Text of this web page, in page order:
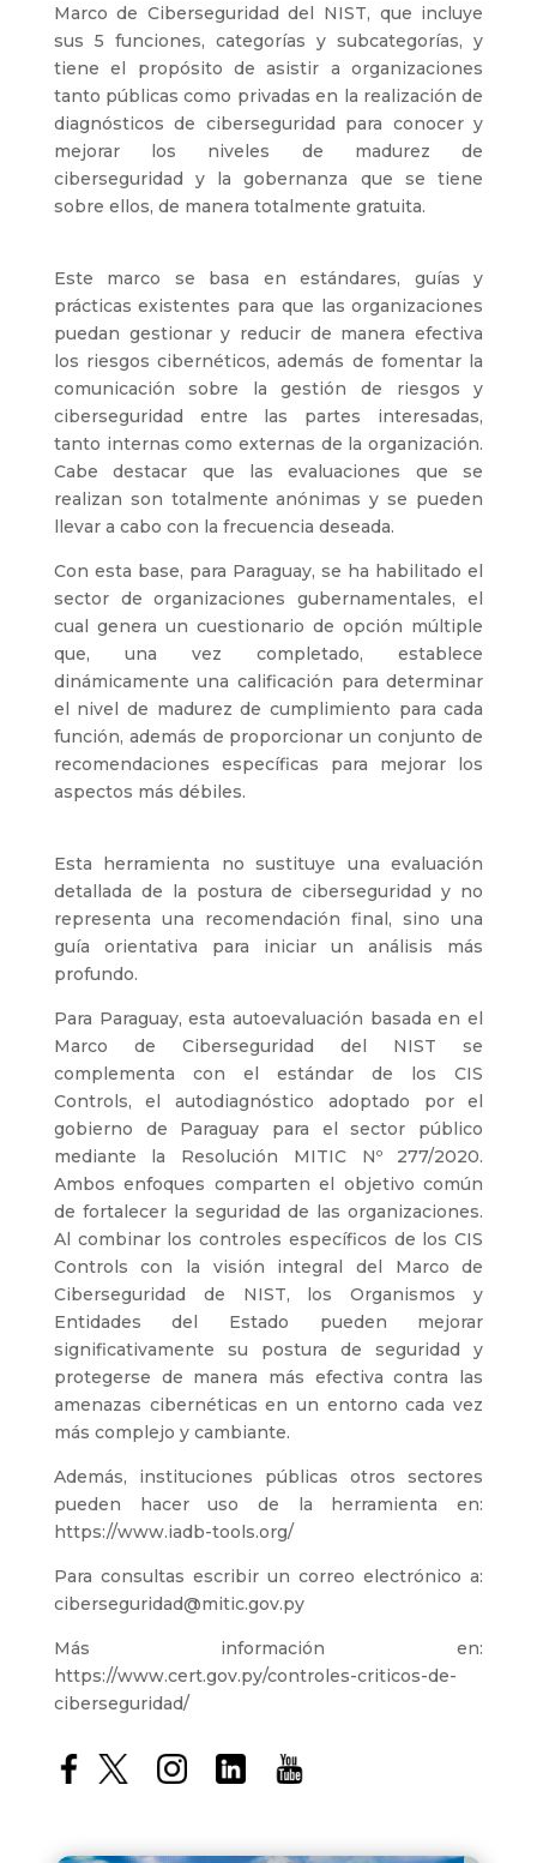
Marco de Ciberseguridad del NIST, que incluye
sus 5 funciones, categorías y subcategorías, y
tiene el propósito de asistir a organizaciones
tanto públicas como privadas en la realización de
diagnósticos de ciberseguridad para conocer y
mejorar los niveles de madurez de
ciberseguridad y la gobernanza que se tiene
sobre ellos, de manera totalmente gratuita.
Este marco se basa en estándares, guías y
prácticas existentes para que las organizaciones
puedan gestionar y reducir de manera efectiva
los riesgos cibernéticos, además de fomentar la
comunicación sobre la gestión de riesgos y
ciberseguridad entre las partes interesadas,
tanto internas como externas de la organización.
Cabe destacar que las evaluaciones que se
realizan son totalmente anónimas y se pueden
llevar a cabo con la frecuencia deseada.
Con esta base, para Paraguay, se ha habilitado el
sector de organizaciones gubernamentales, el
cual genera un cuestionario de opción múltiple
que, una vez completado, establece
dinámicamente una calificación para determinar
el nivel de madurez de cumplimiento para cada
función, además de proporcionar un conjunto de
recomendaciones específicas para mejorar los
aspectos más débiles.
Esta herramienta no sustituye una evaluación
detallada de la postura de ciberseguridad y no
representa una recomendación final, sino una
guía orientativa para iniciar un análisis más
profundo.
Para Paraguay, esta autoevaluación basada en el
Marco de Ciberseguridad del NIST se
complementa con el estándar de los CIS
Controls, el autodiagnóstico adoptado por el
gobierno de Paraguay para el sector público
mediante la Resolución MITIC Nº 277/2020.
Ambos enfoques comparten el objetivo común
de fortalecer la seguridad de las organizaciones.
Al combinar los controles específicos de los CIS
Controls con la visión integral del Marco de
Ciberseguridad de NIST, los Organismos y
Entidades del Estado pueden mejorar
significativamente su postura de seguridad y
protegerse de manera más efectiva contra las
amenazas cibernéticas en un entorno cada vez
más complejo y cambiante.
Además, instituciones públicas otros sectores
pueden hacer uso de la herramienta en:
https://www.iadb-tools.org/
Para consultas escribir un correo electrónico a:
ciberseguridad@mitic.gov.py
Más información en:
https://www.cert.gov.py/controles-criticos-de-
ciberseguridad/